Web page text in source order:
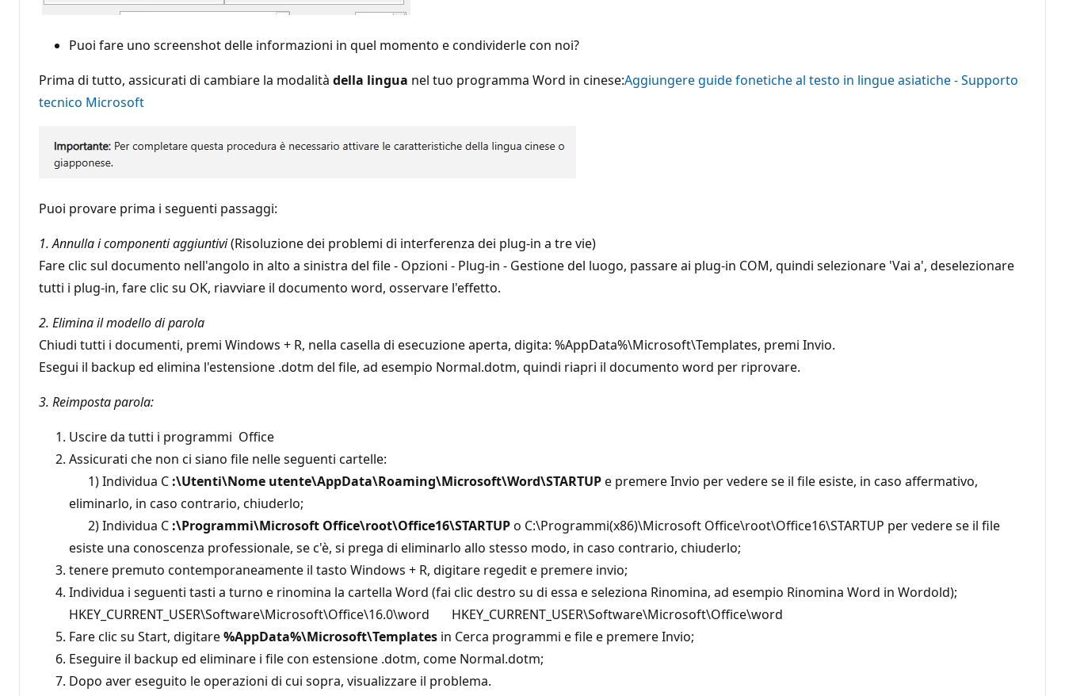
Puoi fare uno screenshot delle informazioni in quel momento e condividerle con noi?
Prima di tutto, assicurati di cambiare la modalità della lingua nel tuo programma Word in cinese:Aggiungere guide fonetiche al testo in lingue asiatiche - Supporto
tecnico Microsoft
Puoi provare prima i seguenti passaggi:
1. Annulla i componenti aggiuntivi(Risoluzione dei problemi di interferenza dei plug-in a tre vie)
Fare clic sul documento nell'angolo in alto a sinistra del file - Opzioni - Plug-in - Gestione del luogo, passare ai plug-in COM, quindi selezionare 'Vai a', deselezionare
tutti i plug-in, fare clic su OK, riavviare il documento word, osservare l'effetto.
2. Elimina il modello di parola
Chiudi tutti i documenti, premi Windows + R, nella casella di esecuzione aperta, digita: %AppData%\Microsoft\Templates, premi Invio.
Esegui il backup ed elimina l'estensione .dotm del file, ad esempio Normal.dotm, quindi riapri il documento word per riprovare.
3. Reimposta parola:
Uscire da tutti i programmi Office
Assicurati che non ci siano file nelle seguenti cartelle:
1) Individua C :\Utenti\Nome utente\AppData\Roaming\Microsoft\Word\STARTUPe premere Invio per vedere se il file esiste, in caso affermativo,
eliminarlo, in caso contrario, chiuderlo;
2) Individua C :\Programmi\Microsoft Office\root\Office16\STARTUPo C:\Programmi(x86)\Microsoft Office\root\Office16\STARTUP per vedere se il file
esiste una conoscenza professionale, se c'è, si prega di eliminarlo allo stesso modo, in caso contrario, chiuderlo;
tenere premuto contemporaneamente il tasto Windows + R, digitare regedit e premere invio;
Individua i seguenti tasti a turno e rinomina la cartella Word (fai clic destro su di essa e seleziona Rinomina, ad esempio Rinomina Word in Wordold);
HKEY_CURRENT_USER\Software\Microsoft\Office\16.0\word HKEY_CURRENT_USER\Software\Microsoft\Office\word
Fare clic su Start, digitare%AppData%\Microsoft\Templates in Cerca programmi e file e premere Invio;
Eseguire il backup ed eliminare i file con estensione .dotm, come Normal.dotm;
Dopo aver eseguito le operazioni di cui sopra, visualizzare il problema.